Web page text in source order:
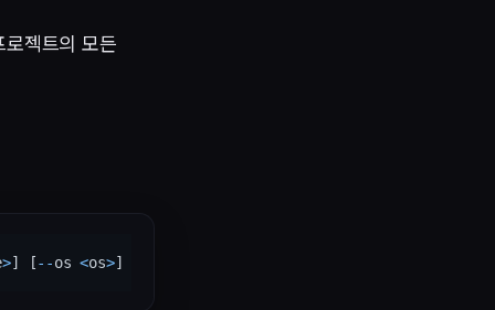
젝트의 모든
>] [--os <os>] [